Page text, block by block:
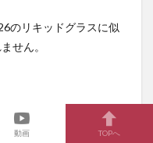
のリキッドグラスに似
せん。
動画 TOPへ